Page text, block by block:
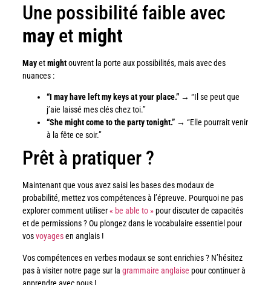
Une possibilité faible avec
mayet might
Mayetmightouvrent la porte aux possibilités, mais avec des
nuances :
“I may have left my keys at your place.”→ “Il se peut que
j’aie laissé mes clés chez toi.”
“She might come to the party tonight.”→ “Elle pourrait venir
à la fête ce soir.”
Prêt à pratiquer ?
Maintenant que vous avez saisi les bases des modaux de
probabilité, mettez vos compétences à l’épreuve. Pourquoi ne pas
explorer comment utiliser« be able to »pour discuter de capacités
et de permissions ? Ou plongez dans le vocabulaire essentiel pour
vosvoyagesen anglais !
Vos compétences en verbes modaux se sont enrichies ? N’hésitez
pas à visiter notre page sur la grammaire anglaise pour continuer à
apprendre avec nous !